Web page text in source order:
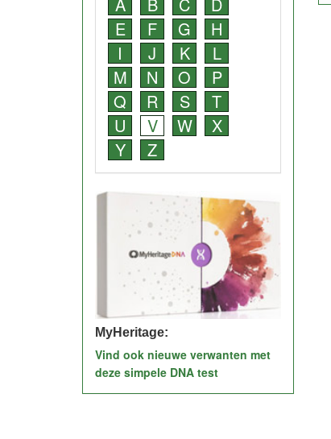
E
F G
H
I
J K
L
M
N O
P
Q
R S
T
U
V W
X
Y
Z
MyHeritage:
Vind ook nieuwe verwanten met
deze simpele DNA test